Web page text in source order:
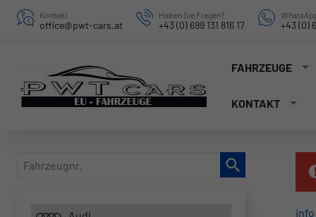
Kontakt
office@pwt-cars.at
Haben Sie Fragen?
+43 (0) 699 131 816 17 +43 (0)
FAHRZEUGE
KONTAKT
info
Fahrzeugnr.